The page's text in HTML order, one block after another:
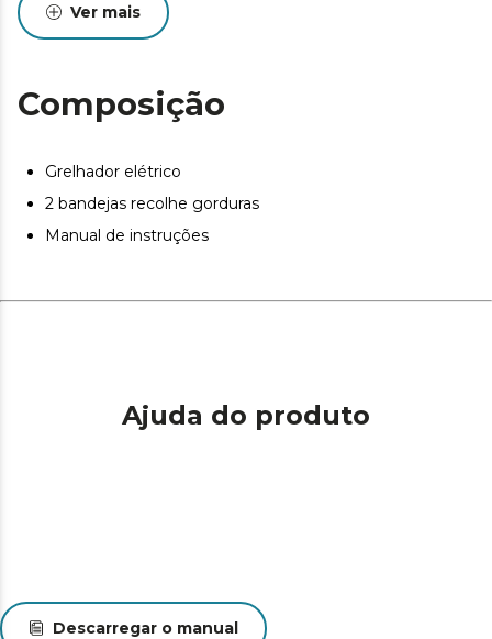
Ver mais
Composição
Grelhador elétrico
2 bandejas recolhe gorduras
Manual de instruções
Ajuda do produto
Descarregar o manual